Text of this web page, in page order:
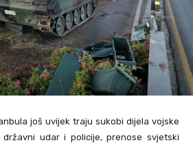
još uvijek traju sukobi dijela vojske
udar i policije, prenose svjetski